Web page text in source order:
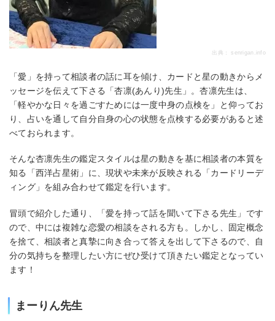
出典： senrigan.info
「愛」を持って相談者の話に耳を傾け、カードと星の動きからメ
ッセージを伝えて下さる「杏凛(あんり)先生」。杏凛先生は、
「軽やかな日々を過ごすためには一度中身の点検を」と仰ってお
り、占いを通して自分自身の心の状態を点検する必要があると述
べておられます。
そんな杏凛先生の鑑定スタイルは星の動きを基に相談者の本質を
知る「西洋占星術」に、現状や未来が反映される「カードリーデ
ィング」を組み合わせて鑑定を行います。
冒頭で紹介した通り、「愛を持って話を聞いて下さる先生」です
ので、中には複雑な恋愛の相談をされる方も。しかし、固定概念
を捨て、相談者と真摯に向き合って答えを出して下さるので、自
分の気持ちを整理したい方にぜひ受けて頂きたい鑑定となってい
ます！
まーりん先生